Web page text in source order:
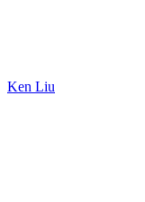
Ken Liu